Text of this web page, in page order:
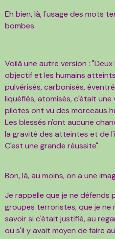
Eh bien, là, l'usage des mots
bombes.
Voilà une autre version :
objectif et les humains
pulvérisés, carbonisés,
liquéfiés, atomisés, c'était une
pilotes ont vu des morceaus
Les blessés n'ont aucune
la gravité des atteintes et de
C'est une grande réussite".
Bon, là, au moins, on a une
Je rappelle que je ne défends
groupes terroristes, que je ne
savoir si c'était justifié, au
ou s'il y avait moyen de faire